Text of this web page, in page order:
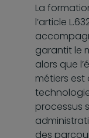
La
l’article
garantit le
alors que
métiers est
processus
des